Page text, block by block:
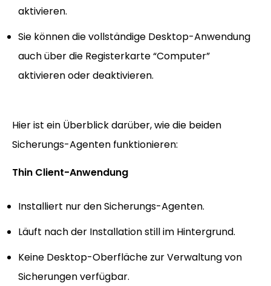
aktivieren.
Sie können die vollständige Desktop-Anwendung
auch über die Registerkarte “Computer”
aktivieren oder deaktivieren.
Hier ist ein Überblick darüber, wie die beiden
Sicherungs-Agenten funktionieren:
Thin Client-Anwendung
Installiert nur den Sicherungs-Agenten.
Läuft nach der Installation still im Hintergrund.
Keine Desktop-Oberfläche zur Verwaltung von
Sicherungen verfügbar.